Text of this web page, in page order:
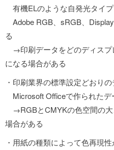
有機ELのような自発光タイ
Adobe RGB、sRGB、
る
→印刷データをどのディスプ
になる場合がある
・印刷業界の標準設定どおり
Microsoft Officeで作られた
→RGBとCMYKの色空間の大
場合がある
・用紙の種類によって色再現